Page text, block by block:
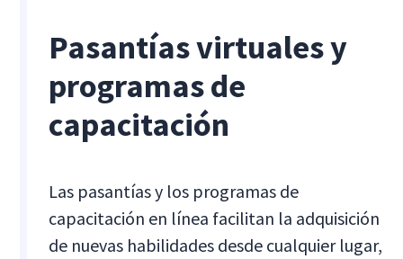
Pasantías virtuales y
programas de
capacitación
Las pasantías y los programas de
capacitación en línea facilitan la adquisición
de nuevas habilidades desde cualquier lugar,